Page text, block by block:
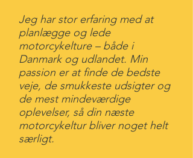
Jeg har stor erfaring med at
planlægge og lede
motorcykelture – både i
Danmark og udlandet. Min
passion er at finde de bedste
veje, de smukkeste udsigter og
de mest mindeværdige
oplevelser, så din næste
motorcykeltur bliver noget helt
særligt.